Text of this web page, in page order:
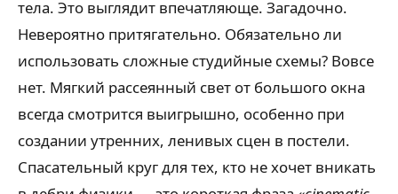
тела. Это выглядит впечатляюще. Загадочно.
Невероятно притягательно. Обязательно ли
использовать сложные студийные схемы? Вовсе
нет. Мягкий рассеянный свет от большого окна
всегда смотрится выигрышно, особенно при
создании утренних, ленивых сцен в постели.
Спасательный круг для тех, кто не хочет вникать